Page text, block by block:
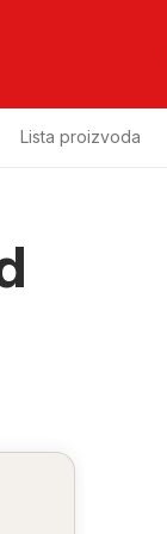
Lista proizvoda